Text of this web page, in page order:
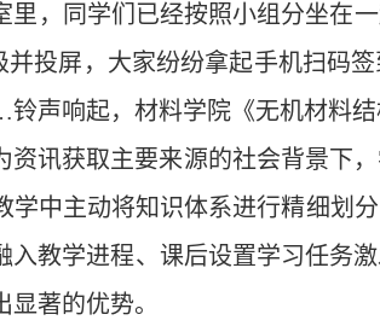
里，同学们已经按照小组分坐在
并投屏，大家纷纷拿起手机扫码
声响起，材料学院《无机材料结
资讯获取主要来源的社会背景下
学中主动将知识体系进行精细划
入教学进程、课后设置学习任务
著的优势。